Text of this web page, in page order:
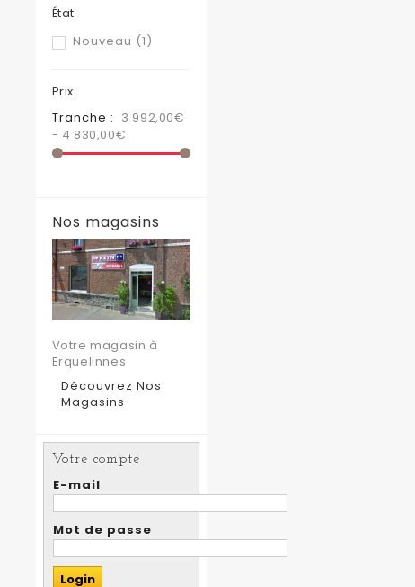
État
Nouveau (1)
Prix
Tranche : 3 992,00€
- 4 830,00€
Nos magasins
Votre magasin à
Erquelinnes
Découvrez Nos
Magasins
Votre compte
E-mail
Mot de passe